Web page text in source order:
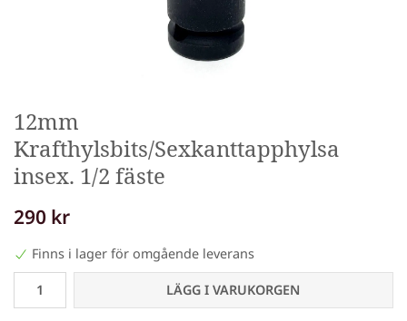
12mm
Krafthylsbits/Sexkanttapphylsa
insex. 1/2 fäste
290 kr
Finns i lager för omgående leverans
LÄGG I VARUKORGEN